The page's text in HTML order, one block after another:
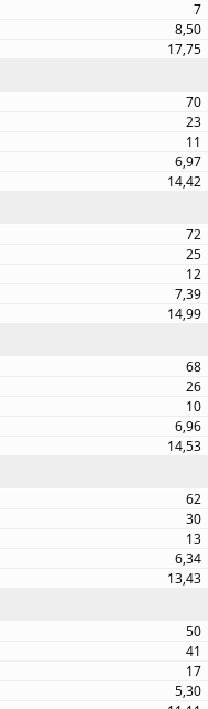
7
8,50
17,75
70
23
11
6,97
14,42
72
25
12
7,39
14,99
68
26
10
6,96
14,53
62
30
13
6,34
13,43
50
41
17
5,30